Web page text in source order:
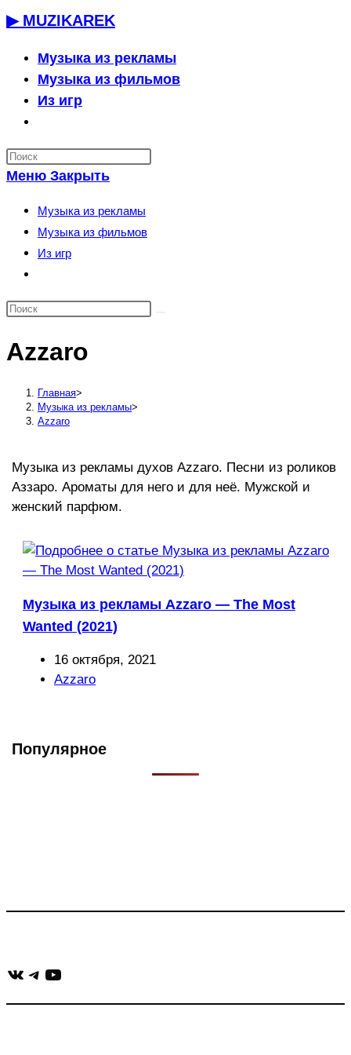
Перейти
содержимому
▶ MUZIKAREK
Музыка из рекламы
Музыка из фильмов
Из игр
по
веб-
сайту
Меню Закрыть
Музыка из рекламы
Музыка из фильмов
Из игр
по
сайту
Azzaro
Главная>
Музыка из рекламы>
Azzaro
Музыка из рекламы духов Azzaro. Песни из роликов
Аззаро. Ароматы для него и для неё. Мужской и
женский парфюм.
Музыка из рекламы Azzaro — The Most
Wanted (2021)
Запись
опубликована:
16 октября, 2021
Рубрика
Azzaro
Популярное
ВКонтакте
Telegram
YouTube